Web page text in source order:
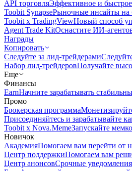
API торговляЭффективное и
Toobit SynapseРыночные инсайты на
Toobit x TradingViewНовый способ
Agent Trade KitОснастите ИИ-
Награды
Копировать
Следуйте за лид-трейдерами
Набор лид-трейдеровПолучайте
Еще
Финансы
EarnНачните зарабатывать
Промо
Брокерская программа
Присоединяйтесь и зарабатывайте
Toobit x Nova.MemeЗапускайте
Новичок
АкадемияПомогаем вам перейти от
Центр поддержкиПомогаем вам
Центр анонсовСрочные